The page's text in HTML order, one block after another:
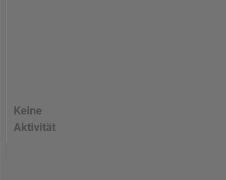
Keine
Aktivität